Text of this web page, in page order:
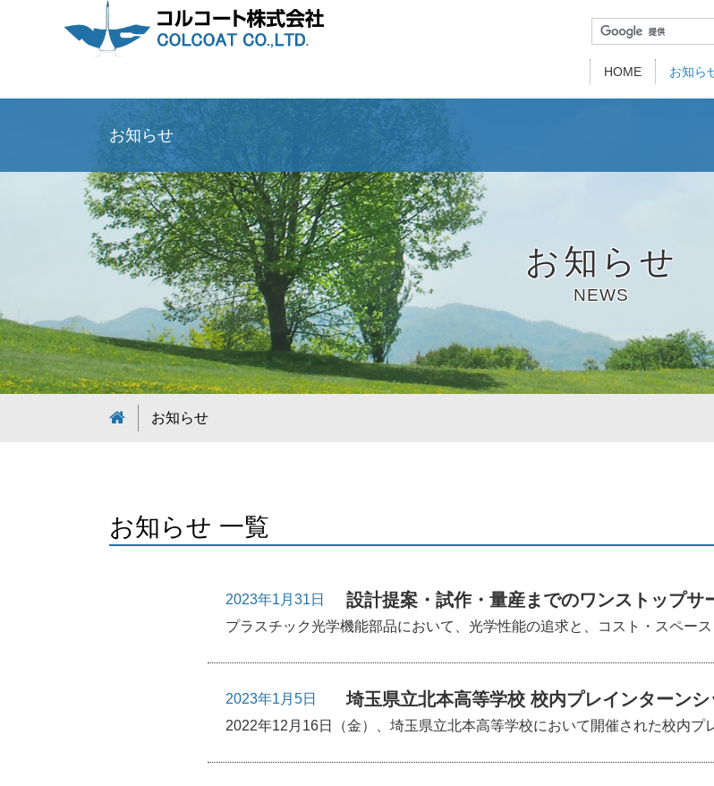
HOME お知ら
ケミカル事業
Chemical
事業部紹介
企業情報
Company
代表挨拶
品質方針・環境
採用情報
Recruit
新卒採用
お知らせ
お知らせ
NEWS
お知らせ
お知らせ 一覧
2023年1月31日 設計提案・試作・量産までのワンストップサ
プラスチック光学機能部品において、光学性能の追求と、コスト・スペー
2023年1月5日 埼玉県立北本高等学校 校内プレインターン
2022年12月16日（金）、埼玉県立北本高等学校において開催された校内プ